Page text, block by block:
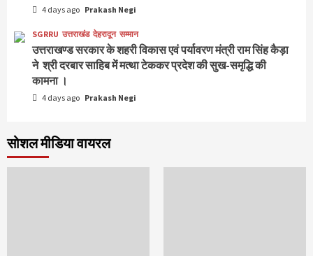
4 days ago Prakash Negi
SGRRU उत्तराखंड देहरादून सम्मान
उत्तराखण्ड सरकार के शहरी विकास एवं पर्यावरण मंत्री राम सिंह कैड़ा
ने श्री दरबार साहिब में मत्था टेककर प्रदेश की सुख-समृद्धि की
कामना ।
4 days ago Prakash Negi
सोशल मीडिया वायरल